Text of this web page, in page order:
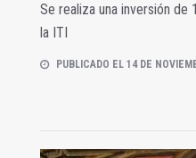
Se realiza una inversión
la ITI
PUBLICADO EL 14 DE